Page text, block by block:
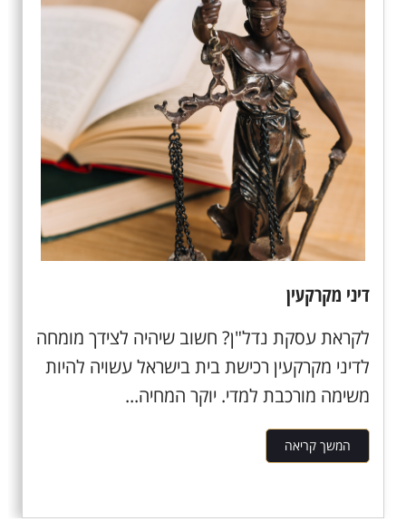
דיני מקרקעין
לקראת עסקת נדל"ן? חשוב שיהיה לצידך מומחה
לדיני מקרקעין רכישת בית בישראל עשויה להיות
משימה מורכבת למדי. יוקר המחיה...
המשך קריאה